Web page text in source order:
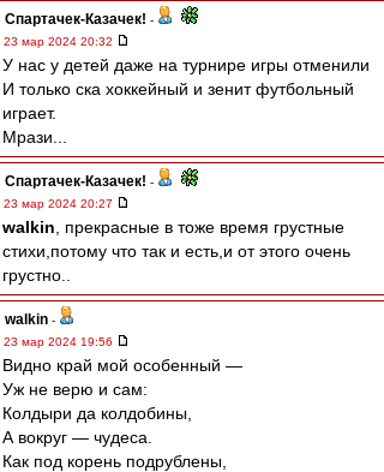
Спартачек-Казачек! -
23 мар 2024 20:32
У нас у детей даже на турнире игры отменили
И только ска хоккейный и зенит футбольный
играет.
Мрази...
Спартачек-Казачек! -
23 мар 2024 20:27
walkin , прекрасные в тоже время грустные
стихи,потому что так и есть,и от этого очень
грустно..
walkin -
23 мар 2024 19:56
Видно край мой особенный —
Уж не верю и сам:
Колдыри да колдобины,
А вокруг — чудеса.
Как под корень подрублены,